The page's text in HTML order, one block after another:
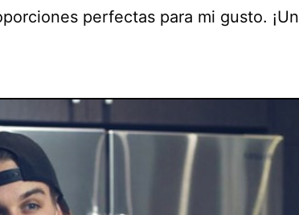
perfectas para mi gusto. ¡Un